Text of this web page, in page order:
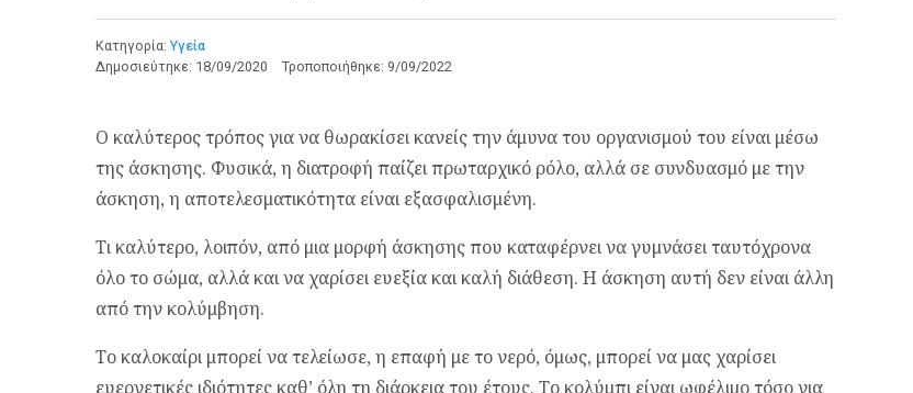
Κατηγορία: Υγεία
Δημοσιεύτηκε: 18/09/2020 Τροποποιήθηκε: 9/09/2022
Ο καλύτερος τρόπος για να θωρακίσει κανείς την άμυνα του οργανισμού του είναι μέσω
της άσκησης. Φυσικά, η διατροφή παίζει πρωταρχικό ρόλο, αλλά σε συνδυασμό με την
άσκηση, η αποτελεσματικότητα είναι εξασφαλισμένη.
Τι καλύτερο, λοιπόν, από μια μορφή άσκησης που καταφέρνει να γυμνάσει ταυτόχρονα
όλο το σώμα, αλλά και να χαρίσει ευεξία και καλή διάθεση. Η άσκηση αυτή δεν είναι άλλη
από την κολύμβηση.
Το καλοκαίρι μπορεί να τελείωσε, η επαφή με το νερό, όμως, μπορεί να μας χαρίσει
ευεργετικές ιδιότητες καθ’ όλη τη διάρκεια του έτους. Το κολύμπι είναι ωφέλιμο τόσο για